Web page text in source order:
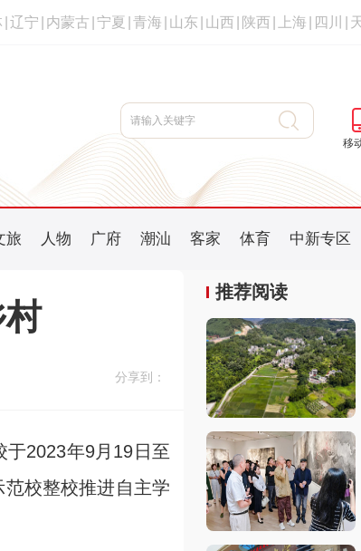
辽宁 内蒙古 宁夏 青海 山东 山西 陕西 上海 四川
移
旅 人物 广府 潮汕 客家 体育 中新专区
分享到：
2023年9月19日至
校整校推进自主学
推荐阅读